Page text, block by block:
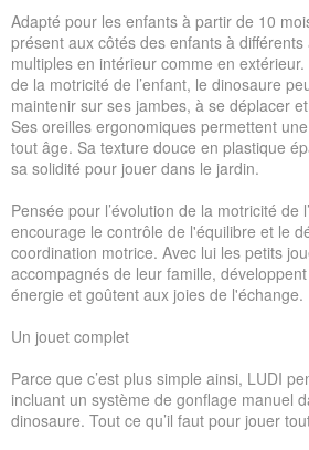
Adapté pour les enfants à partir de 10
présent aux côtés des enfants à
multiples en intérieur comme en extérieur.
de la motricité de l’enfant, le dinosaure
maintenir sur ses jambes, à se déplacer
Ses oreilles ergonomiques permettent
tout âge. Sa texture douce en plastique
sa solidité pour jouer dans le jardin.
Pensée pour l’évolution de la motricité de
encourage le contrôle de l'équilibre et le
coordination motrice. Avec lui les petits
accompagnés de leur famille,
énergie et goûtent aux joies de l'échange.
Un jouet complet
Parce que c’est plus simple ainsi, LUDI
incluant un système de gonflage manuel
dinosaure. Tout ce qu’il faut pour jouer